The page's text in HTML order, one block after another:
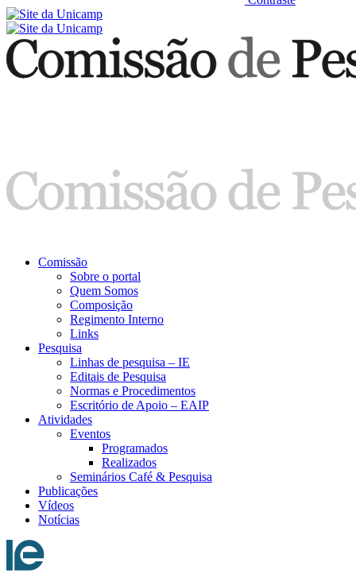
Comissão
Sobre o portal
Quem Somos
Composição
Regimento Interno
Links
Pesquisa
Linhas de pesquisa – IE
Editais de Pesquisa
Normas e Procedimentos
Escritório de Apoio – EAIP
Atividades
Eventos
Programados
Realizados
Seminários Café & Pesquisa
Publicações
Vídeos
Notícias